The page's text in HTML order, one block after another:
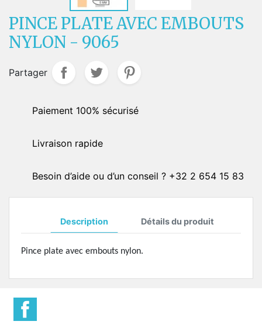
PINCE PLATE AVEC EMBOUTS
NYLON - 9065
Partager
Paiement 100% sécurisé
Livraison rapide
Besoin d’aide ou d’un conseil ? +32 2 654 15 83
Description Détails du produit
Pince plate avec embouts nylon.